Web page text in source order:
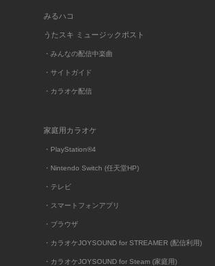
みるハコ
うたスキ ミュージックポスト
・みんなの配信中楽曲
・サイトガイド
・カラオケ配信
家庭用カラオケ
・PlayStation®4
・Nintendo Switch (任天堂HP)
・テレビ
・スマートフォンアプリ
・ブラウザ
・カラオケJOYSOUND for STREAMER (配信利用)
・カラオケJOYSOUND for Steam (家庭用)